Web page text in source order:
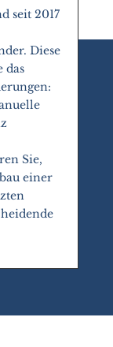
seit 2017
Diese
das
Sie,
einer